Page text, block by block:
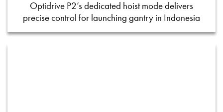
Optidrive P2’s dedicated hoist mode delivers
precise control for launching gantry in Indonesia